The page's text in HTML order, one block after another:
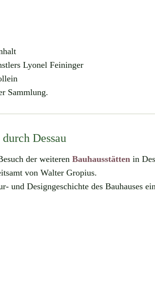
Lyonel Feininger
Sammlung.
Dessau
der weiteren Bauhausstätten in
von Walter Gropius.
und Designgeschichte des Bauhauses